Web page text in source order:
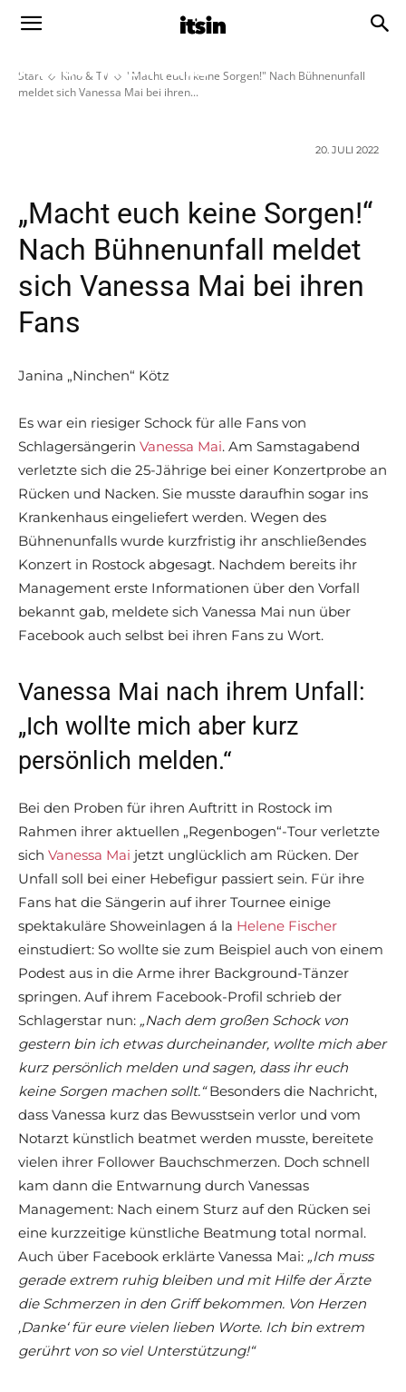
Start Kino & TV
"Macht euch keine Sorgen!" Nach Bühnenunfall
meldet sich Vanessa Mai bei ihren...
„Macht euch keine Sorgen!“ Nach
Mai bei ihren Fans
20. JULI 2022
„Macht euch keine Sorgen!“
Nach Bühnenunfall meldet
sich Vanessa Mai bei ihren
Fans
Janina „Ninchen“ Kötz
Es war ein riesiger Schock für alle Fans von
Schlagersängerin Vanessa Mai. Am Samstagabend
verletzte sich die 25-Jährige bei einer Konzertprobe an
Rücken und Nacken. Sie musste daraufhin sogar ins
Krankenhaus eingeliefert werden. Wegen des
Bühnenunfalls wurde kurzfristig ihr anschließendes
Konzert in Rostock abgesagt. Nachdem bereits ihr
Management erste Informationen über den Vorfall
bekannt gab, meldete sich Vanessa Mai nun über
Facebook auch selbst bei ihren Fans zu Wort.
Vanessa Mai nach ihrem Unfall:
„Ich wollte mich aber kurz
persönlich melden.“
Bei den Proben für ihren Auftritt in Rostock im
Rahmen ihrer aktuellen „Regenbogen“-Tour verletzte
sich Vanessa Mai jetzt unglücklich am Rücken. Der
Unfall soll bei einer Hebefigur passiert sein. Für ihre
Fans hat die Sängerin auf ihrer Tournee einige
spektakuläre Showeinlagen á la Helene Fischer
einstudiert: So wollte sie zum Beispiel auch von einem
Podest aus in die Arme ihrer Background-Tänzer
springen. Auf ihrem Facebook-Profil schrieb der
Schlagerstar nun: „Nach dem großen Schock von
gestern bin ich etwas durcheinander, wollte mich aber
kurz persönlich melden und sagen, dass ihr euch
keine Sorgen machen sollt.“Besonders die Nachricht,
dass Vanessa kurz das Bewusstsein verlor und vom
Notarzt künstlich beatmet werden musste, bereitete
vielen ihrer Follower Bauchschmerzen. Doch schnell
kam dann die Entwarnung durch Vanessas
Management: Nach einem Sturz auf den Rücken sei
eine kurzzeitige künstliche Beatmung total normal.
Auch über Facebook erklärte Vanessa Mai: „Ich muss
gerade extrem ruhig bleiben und mit Hilfe der Ärzte
die Schmerzen in den Griff bekommen. Von Herzen
‚Danke‘ für eure vielen lieben Worte. Ich bin extrem
gerührt von so viel Unterstützung!“